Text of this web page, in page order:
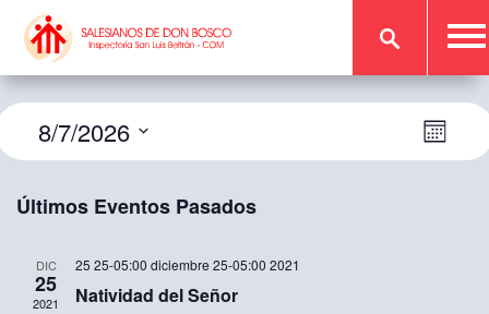
de
de
vistas
Mes
8/7/2026
Últimos Eventos Pasados
DIC
25
2021
25 25-05:00 diciembre 25-05:00 2021
Natividad del Señor